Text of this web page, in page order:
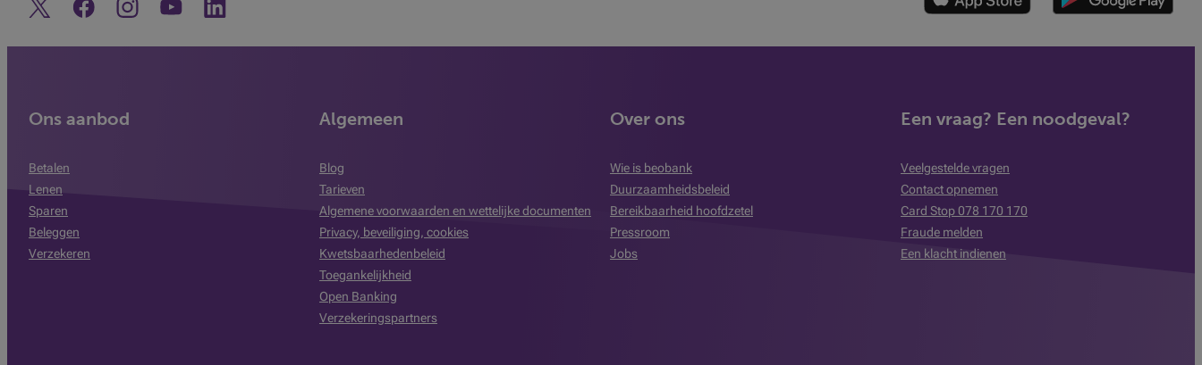
Twitter FacebookInstagramOntdek ons YouTube-kanaal
Linkedin
Ons aanbod
Betalen
Lenen
Sparen
Beleggen
Verzekeren
Algemeen
Blog
Tarieven
Algemene voorwaarden en wettelijke documenten
Privacy, beveiliging, cookies
Kwetsbaarhedenbeleid
Toegankelijkheid
Open Banking
Verzekeringspartners
Over ons
Wie is beobank
Duurzaamheidsbeleid
Bereikbaarheid hoofdzetel
Pressroom
Jobs
Een vraag? Een noodgeval?
Veelgestelde vragen
Contact opnemen
Card Stop 078 170 170
Fraude melden
Een klacht indienen